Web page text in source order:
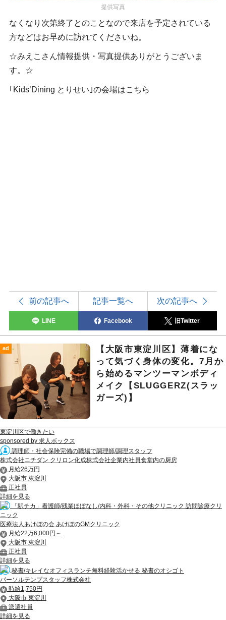
提供写真
なくなり次第終了とのことなので来店を予定されている
方などはお早めに訪れてくださいね。
☆みえこさん情報提供・写真提供ありがとうございま
す。☆
｢Kids’Dining とりせい｣の会場はこちら
前の記事へ 記事一覧へ 次の記事へ
LINE Facebook 旧Twitter
ad
【大阪市東淀川区】薄着にな
って気づく身体の変化。7月か
ら始めるマンツーマンボディ
メイク【SLUGGERZ(スラッ
ガーズ)】
東淀川区で働きたい
sponsored by 求人ボックス
調理師・社会保険完備の職場で調理師/調理スタッフ
株式会社ニチダン クリロン化成株式会社企業内社員食堂内の厨房
月給26万円
大阪市 東淀川
正社員
詳細を見る
「駅チカ」看護師/残業ほぼなし/内科・外科・その他クリニック 訪問診療クリ
ニック
医療法人あけぼの会 あけぼのGMクリニック
月給22万6,000円～
大阪市 東淀川
正社員
詳細を見る
秘書/キレイなオフィスランチ無料経験活かせる 秘書のオシゴト
パーソルテンプスタッフ株式会社
時給1,750円
大阪市 東淀川
派遣社員
詳細を見る